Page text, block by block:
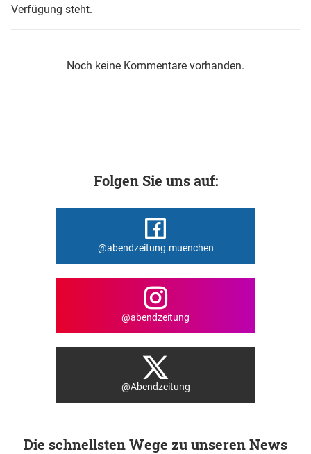
Verfügung steht.
Noch keine Kommentare vorhanden.
Folgen Sie uns auf:
@abendzeitung.muenchen
@abendzeitung
@Abendzeitung
Die schnellsten Wege zu unseren News